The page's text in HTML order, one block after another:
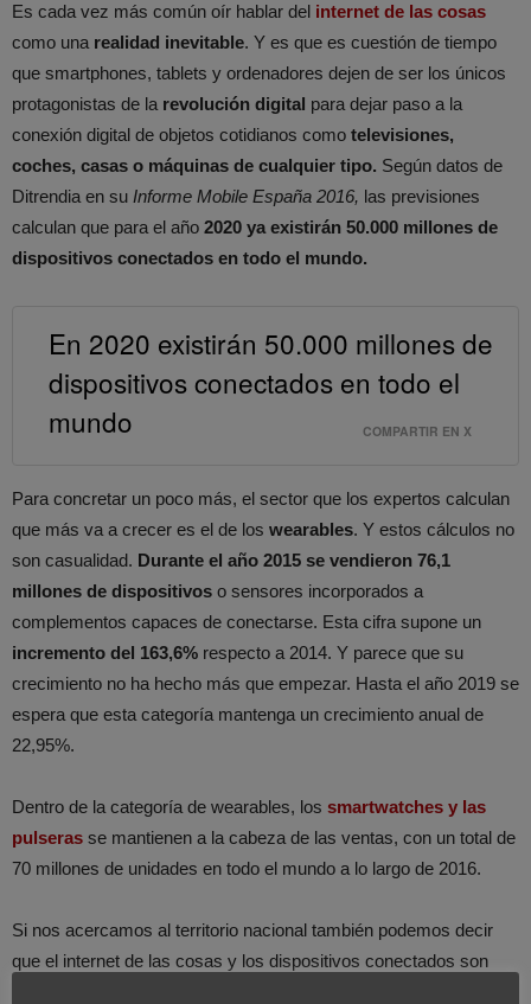
Es cada vez más común oír hablar del internet de las cosas
como una realidad inevitable. Y es que es cuestión de tiempo
que smartphones, tablets y ordenadores dejen de ser los únicos
protagonistas de larevolución digital para dejar paso a la
conexión digital de objetos cotidianos como televisiones,
coches, casas o máquinas de cualquier tipo. Según datos de
Ditrendia en su Informe Mobile España 2016, las previsiones
calculan que para el año 2020 ya existirán 50.000 millones de
dispositivos conectados en todo el mundo.
En 2020 existirán 50.000 millones de
dispositivos conectados en todo el
mundo
COMPARTIR EN X
Para concretar un poco más, el sector que los expertos calculan
que más va a crecer es el de los wearables. Y estos cálculos no
son casualidad. Durante el año 2015 se vendieron 76,1
millones de dispositivos o sensores incorporados a
complementos capaces de conectarse. Esta cifra supone un
incremento del 163,6% respecto a 2014. Y parece que su
crecimiento no ha hecho más que empezar. Hasta el año 2019 se
espera que esta categoría mantenga un crecimiento anual de
22,95%.
Dentro de la categoría de wearables, los smartwatches y las
pulseras se mantienen a la cabeza de las ventas, con un total de
70 millones de unidades en todo el mundo a lo largo de 2016.
Si nos acercamos al territorio nacional también podemos decir
que el internet de las cosas y los dispositivos conectados son